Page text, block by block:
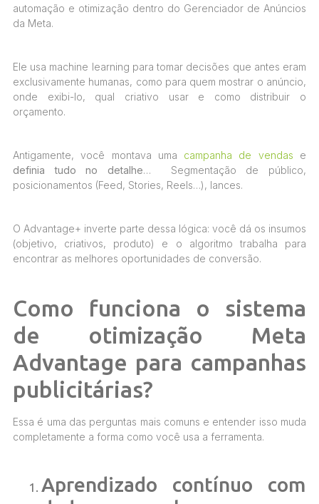
automação e otimização dentro do Gerenciador de Anúncios
da Meta.
Ele usa machine learning para tomar decisões que antes eram
exclusivamente humanas, como para quem mostrar o anúncio,
onde exibi-lo, qual criativo usar e como distribuir o
orçamento.
Antigamente, você montava uma campanha de vendas e
definia tudo no detalhe… Segmentação de público,
posicionamentos (Feed, Stories, Reels…), lances.
O Advantage+ inverte parte dessa lógica: você dá os insumos
(objetivo, criativos, produto) e o algoritmo trabalha para
encontrar as melhores oportunidades de conversão.
Como funciona o sistema
de otimização Meta
Advantage para campanhas
publicitárias?
Essa é uma das perguntas mais comuns e entender isso muda
completamente a forma como você usa a ferramenta.
Aprendizado contínuo com